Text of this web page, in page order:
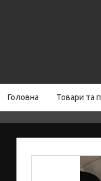
Головна Товари та